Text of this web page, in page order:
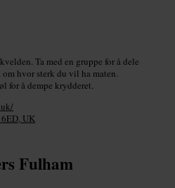
Ta med en gruppe for å dele
om hvor sterk du vil ha maten.
for å dempe krydderet.
UK
Fulham